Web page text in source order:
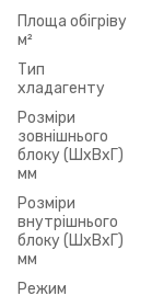
Площа обігріву
м²
Тип
хладагенту
Розміри
зовнішнього
блоку (ШxВxГ)
мм
Розміри
внутрішнього
блоку (ШxВxГ)
мм
Режим